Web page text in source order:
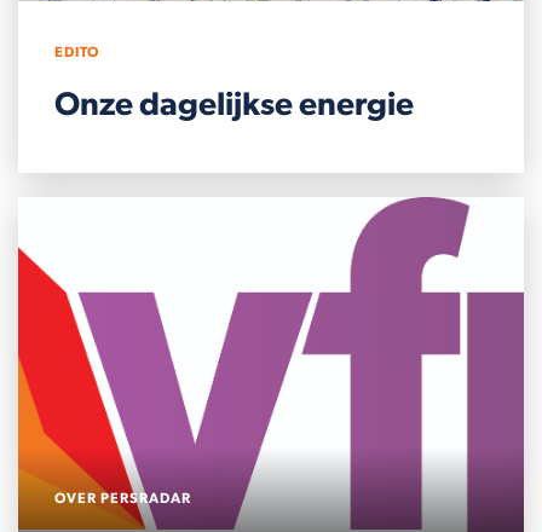
EDITO
Onze dagelijkse energie
OVER PERSRADAR